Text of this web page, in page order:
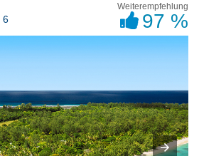
6
Weiterempfehlung
97 %